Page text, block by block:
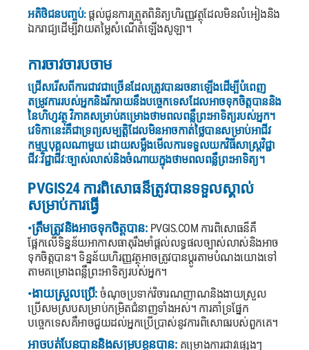
អតិថិជនបញ្ចប់:ផ្តល់ជូនការត្រួតពិនិត្យហិរញ្ញវត្ថុដែលមិនលំអៀងនិង
ឯករាជ្យដើម្បីវាយតម្លៃសំណើតំឡើងសូឡា។
ការចាវចារបចាម
ជ្រើសរើសពីការជាវជាច្រើនដែលត្រូវបានរចនាឡើងដើម្បីបំពេញ
តម្រូវការរបស់អ្នកនិងរីករាយនឹងបច្ចេកទេសដែលអាចទុកចិត្តបាននិង
នៃហិហ្ញវត្ថុ វិភាគសម្រាប់គម្រោងថាមពលពន្លឺព្រះអាទិត្យរបស់អ្នក។
វេទិកានេះគឺជាទ្រព្យសម្បត្តិដែលមិនអាចកាត់ថ្លៃបានសម្រាប់អាជីវ
កម្មឬបុគ្គលណាមួយ ដោយសម្លឹងមើលការទទួលយកវិធីសាស្រ្តវិជ្ជា
ជីវៈវិជ្ជាជីវៈច្បាស់លាស់និងចំណាយក្នុងថាមពលពន្លឺព្រះអាទិត្យ។
PVGIS24 ការពិសោធន៏ត្រូវបានទទួលស្គាល់
សម្រាប់ការធ្វើ
•ត្រឹមត្រូវនិងអាចទុកចិត្តបាន: PVGIS.COM ការពិសោធន៏គឺ
ផ្អែកលើទិន្នន័យអាកាសធាតុរឹងមាំផ្តល់លទ្ធផលច្បាស់លាស់និងអាច
ទុកចិត្តបាន។ ទិន្នន័យហិរញ្ញវត្ថុអាចត្រូវបានប្ដូរតាមបំណងយោងទៅ
តាមគម្រោងពន្លឺព្រះអាទិត្យរបស់អ្នក។
•ងាយស្រួលប្រើ: ចំណុចប្រទាក់វិចារណញាណនិងងាយស្រួល
ប្រើសមស្របសម្រាប់កម្រិតជំនាញទាំងអស់។ ការគាំទ្រផ្នែក
បច្ចេកទេសគឺអាចជួយដល់អ្នកប្រើប្រាស់នូវការពិសោធរបស់ពួកគេ។
អាចបត់បែនបាននិងសម្របខ្លួនបាន: គម្រោងការជាវផ្សេងៗ